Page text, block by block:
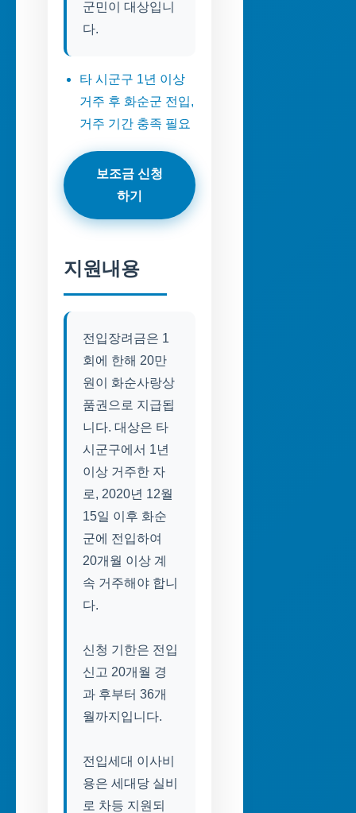
군민이 대상입니
다.
타 시군구 1년 이상
거주 후 화순군 전입,
거주 기간 충족 필요
보조금 신청
하기
지원내용
전입장려금은 1
회에 한해 20만
원이 화순사랑상
품권으로 지급됩
니다. 대상은 타
시군구에서 1년
이상 거주한 자
로, 2020년 12월
15일 이후 화순
군에 전입하여
20개월 이상 계
속 거주해야 합니
다.
신청 기한은 전입
신고 20개월 경
과 후부터 36개
월까지입니다.
전입세대 이사비
용은 세대당 실비
로 차등 지원되